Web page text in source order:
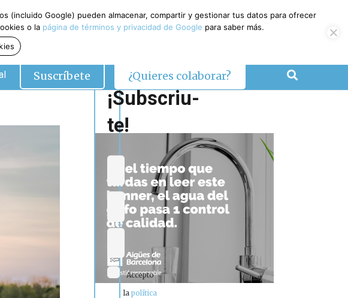
Suscríbete ¿Quieres colaborar?
¡Subscriu-
te!
Accepto
lapolítica
(incluido Google) pueden almacenar, compartir y gestionar tus datos para ofrecer
o la página de términos y privacidad de Google para saber más.